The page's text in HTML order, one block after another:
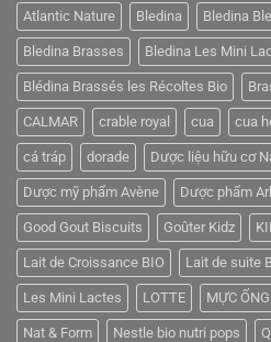
đứng
thứ
7
đối
tác
thương
mại
logistics
với
Mỹ
Atlantic Nature Bledina Bledina
Bledina Brasses Bledina Les Mini
Blédina Brassés les Récoltes Bio
CALMAR crable royal cua cua
cá tráp dorade Dược liệu hữu cơ
Dược mỹ phẩm Avène Dược phẩm
Good Gout Biscuits Goûter Kidz
Lait de Croissance BIO Lait de suite
Les Mini Lactes LOTTE MỰC ỐNG
Nat & Form Nestle bio nutri pops